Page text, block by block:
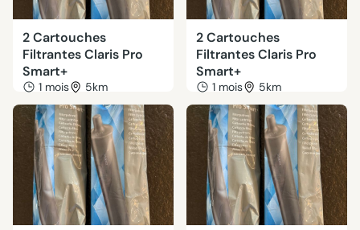
2 Cartouches
Filtrantes Claris Pro
Smart+
1 mois 5km
2 Cartouches
Filtrantes Claris Pro
Smart+
1 mois 5km